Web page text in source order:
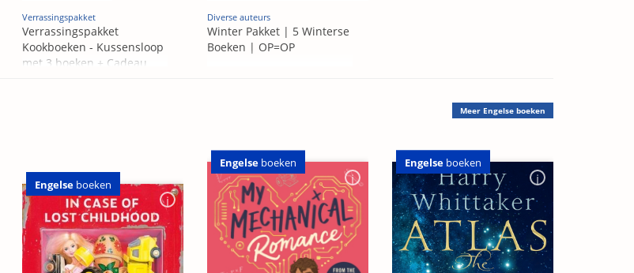
Verrassingspakket
Verrassingspakket
Kookboeken - Kussensloop
met 3 boeken + Cadeau
Diverse auteurs
Winter Pakket | 5 Winterse
Boeken | OP=OP
Meer Engelse boeken
Engelse boeken
Engelse boeken Engelse boeken